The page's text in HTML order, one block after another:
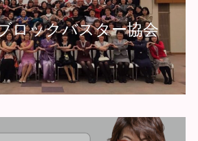
ロックバスター協会